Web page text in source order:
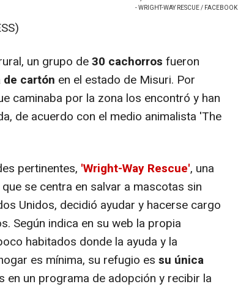
- WRIGHT-WAY RESCUE / FACEBOOK
un grupo de30 cachorros fueron
de cartón en el estado de Misuri. Por
caminaba por la zona los encontró y han
de acuerdo con el medio animalista 'The
pertinentes, 'Wright-Way Rescue', una
se centra en salvar a mascotas sin
Unidos, decidió ayudar y hacerse cargo
Según indica en su web la propia
habitados donde la ayuda y la
es mínima, su refugio es su única
en un programa de adopción y recibir la